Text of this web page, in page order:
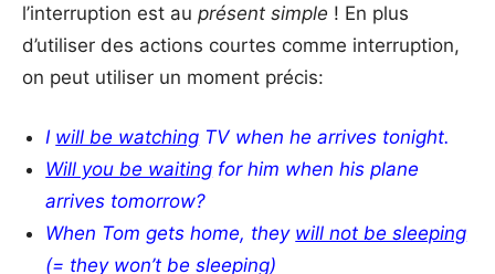
l’interruption est au présent simple ! En plus
d’utiliser des actions courtes comme interruption,
on peut utiliser un moment précis:
I will be watching TV when he arrives tonight.
Will you be waiting for him when his plane
arrives tomorrow?
When Tom gets home, they will not be sleeping
(= they won’t be sleeping)